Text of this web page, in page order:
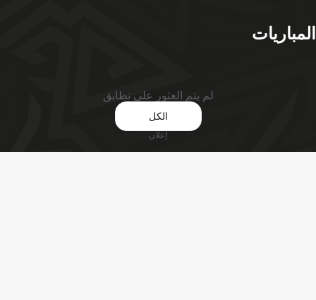
المباريات
لم يتم العثور على تطابق
الكل
إعلان